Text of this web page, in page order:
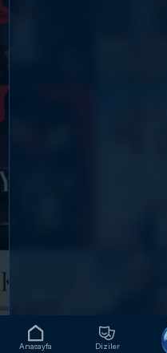
Anasayfa Diziler